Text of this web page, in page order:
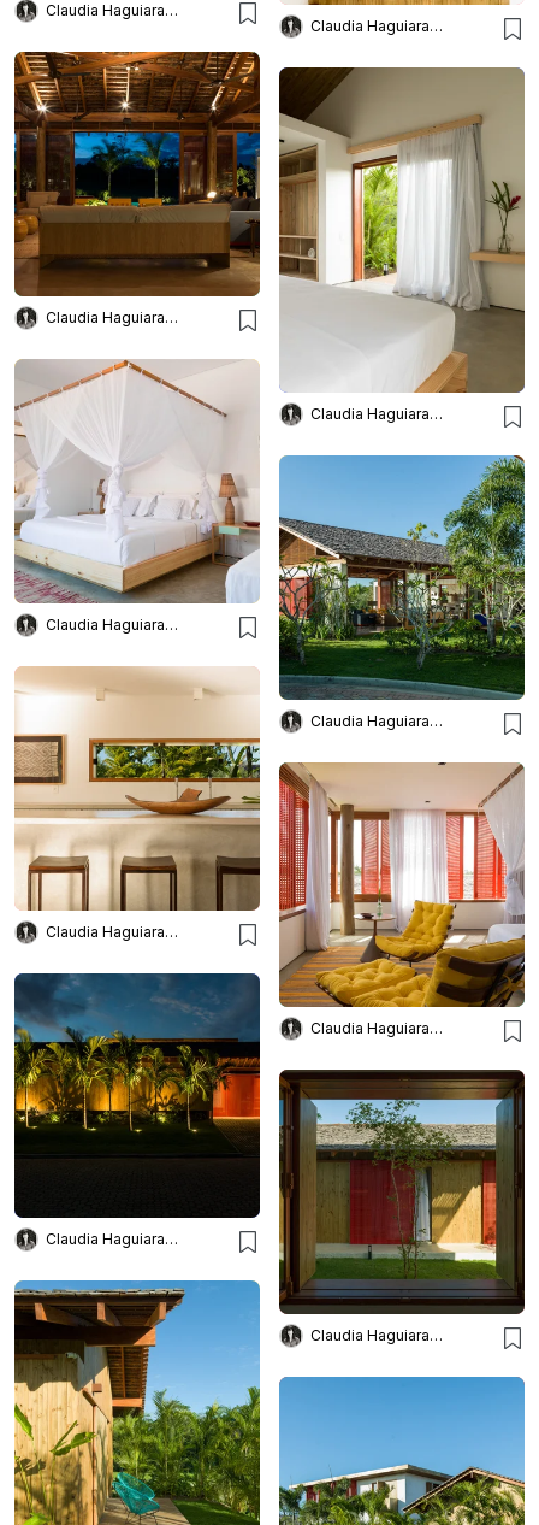
Claudia Haguiara Arquitetura
Claudia Haguiara Arquitetura
Claudia Haguiara Arquitetura
Claudia Haguiara Arquitetura
Claudia Haguiara Arquitetura
Claudia Haguiara Arquitetura
Claudia Haguiara Arquitetura
Claudia Haguiara Arquitetura
Claudia Haguiara Arquitetura
Claudia Haguiara Arquitetura